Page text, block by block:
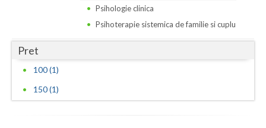
Suceava
Teleorman
Timis
Psihologie clinica
Psihoterapie sistemica de familie si cuplu
Pret
100 (1)
150 (1)